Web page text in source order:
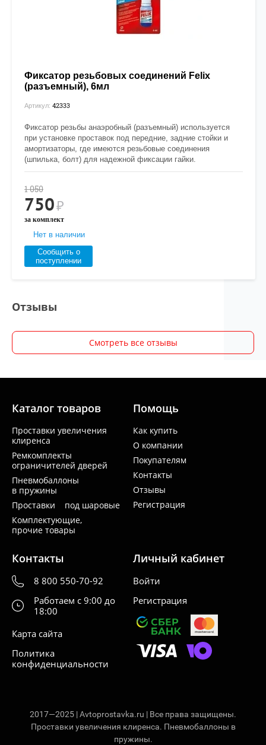
Фиксатор резьбовых соединений Felix
(разъемный), 6мл
Артикул: 42333
Фиксатор резьбы анаэробный (разъемный) используется
при установке проставок под передние, задние стойки и
амортизаторы, где имеются резьбовые соединения
(шпилька, болт) для надежной фиксации гайки.
1 050
750₽
за комплект
Нет в наличии
Сообщить о
поступлении
Отзывы
Смотреть все отзывы
Каталог товаров
Проставки увеличения
клиренса
Ремкомплекты
ограничителей дверей
Пневмобаллоны
в пружины
Проставки под шаровые
Комплектующие,
прочие товары
Помощь
Как купить
О компании
Покупателям
Контакты
Отзывы
Регистрация
Контакты
8 800 550-70-92
Работаем с 9:00 до
18:00
Карта сайта
Политика
конфиденциальности
Личный кабинет
Войти
Регистрация
2017—2025 | Avtoprostavka.ru | Все права защищены.
Проставки увеличения клиренса. Пневмобаллоны в
пружины.